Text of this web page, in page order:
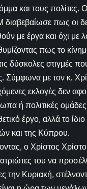
και τους πολίτες.
πως οι
με έργα και όχι με
πως το
δύσκολες στιγμές
Σύμφωνα με τον κ.
εκλογές δεν
ή πολιτικές ομάδες
έργο, αλλά το
και της Κύπρου.
ο Χρίστος
του να
την Κυριακή,